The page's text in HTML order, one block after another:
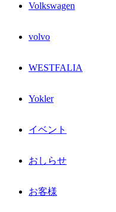
Volkswagen
volvo
WESTFALIA
Yokler
イベント
おしらせ
お客様